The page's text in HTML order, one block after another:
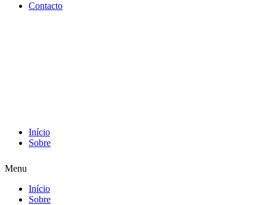
Contacto
Início
Sobre
Menu
Início
Sobre